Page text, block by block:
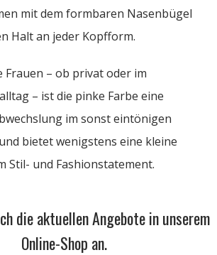
mit dem formbaren Nasenbügel
Halt an jeder Kopfform.
Frauen – ob privat oder im
– ist die pinke Farbe eine
im sonst eintönigen
bietet wenigstens eine kleine
Stil- und Fashionstatement.
die aktuellen Angebote in unserem
Online-Shop an.